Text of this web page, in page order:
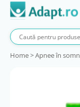
Home>Apnee în somn